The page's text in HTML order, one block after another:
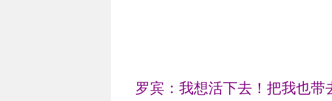
罗宾：我想活下去！把我也带